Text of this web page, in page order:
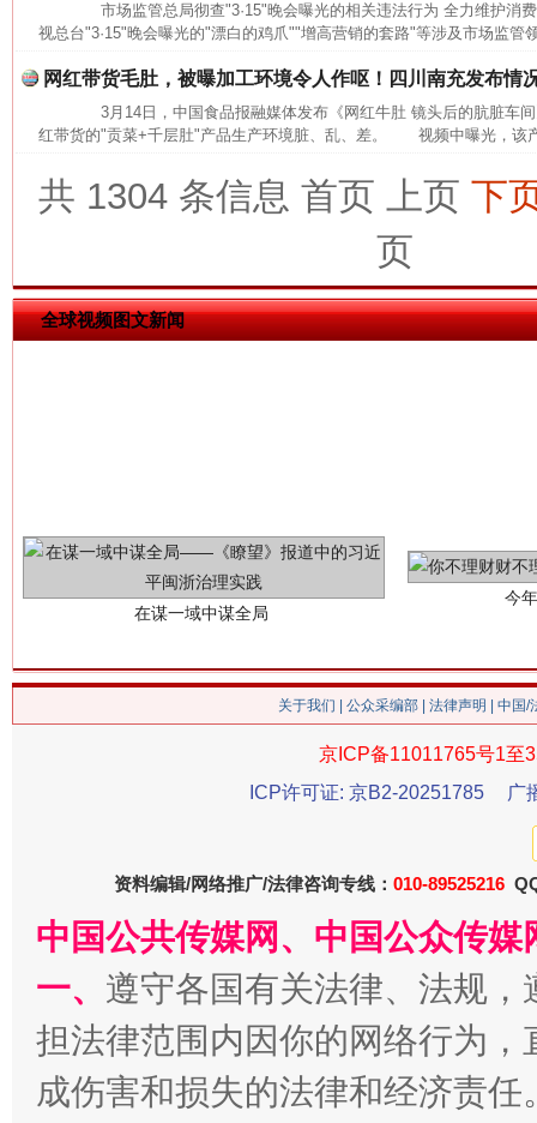
市场监管总局彻查"3·15"晚会曝光的相关违法行为 全力维护
视总台"3·15"晚会曝光的"漂白的鸡爪""增高营销的套路"等涉及市场监管
网红带货毛肚，被曝加工环境令人作呕！四川南充发布情
3月14日，中国食品报融媒体发布《网红牛肚 镜头后的肮脏车间
红带货的"贡菜+千层肚"产品生产环境脏、乱、差。 视频中曝光，该
共 1304 条信息 首页 上页 下
页
全球视频图文新闻
这是一记警钟！ 谢
在谋一域中谋全局
魏明
关于我们 公众采编部 法律声明 | 中国
京ICP备11011765号1至
ICP许可证: 京B2-20251785
广
资料编辑/网络推广/法律咨询专线： 010-89525216
中国公共传媒网、中国公众传
一、 遵守各国有关法律、法规
担法律范围内因你的网络行为
成伤害和损失的法律和经济责